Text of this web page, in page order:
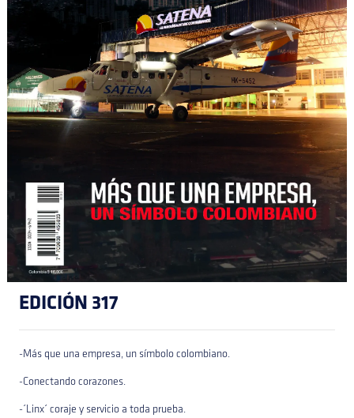
EDICIÓN 317
-Más que una empresa, un símbolo colombiano.
-Conectando corazones.
-´Linx´ coraje y servicio a toda prueba.